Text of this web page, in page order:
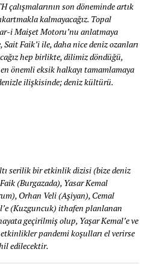
çalışmalarının son döneminde artık
kalmayacağız. Topal
i Maişet Motoru’nu anlatmaya
Sait Faik’i ile, daha nice deniz ozanları
hep birlikte, dilimiz döndüğü,
önemli eksik halkayı tamamlamaya
ilişkisinde; deniz kültürü.
serilik bir etkinlik dizisi (bize deniz
(Burgazada), Yasar Kemal
Orhan Veli (Aşiyan), Cemal
(Kuzguncuk) ithafen planlanan
geçirilmiş olup, Yaşar Kemal’e ve
pandemi koşulları el verirse
edilecektir.